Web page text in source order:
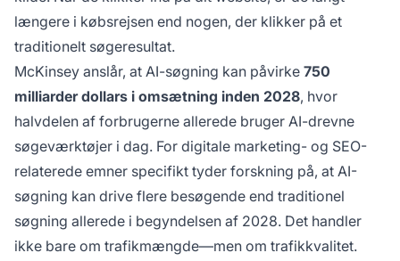
længere i købsrejsen end nogen, der klikker på et
traditionelt søgeresultat.
McKinsey anslår, at AI-søgning kan påvirke 750
milliarder dollars i omsætning inden 2028, hvor
halvdelen af forbrugerne allerede bruger AI-drevne
søgeværktøjer i dag. For digitale marketing- og SEO-
relaterede emner specifikt tyder forskning på, at AI-
søgning kan drive flere besøgende end traditionel
søgning allerede i begyndelsen af 2028. Det handler
ikke bare om trafikmængde—men om trafikkvalitet.